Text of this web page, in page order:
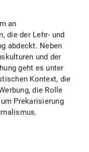
an
die der Lehr- und
abdeckt. Neben
und der
geht es unter
Kontext, die
die Rolle
Prekarisierung